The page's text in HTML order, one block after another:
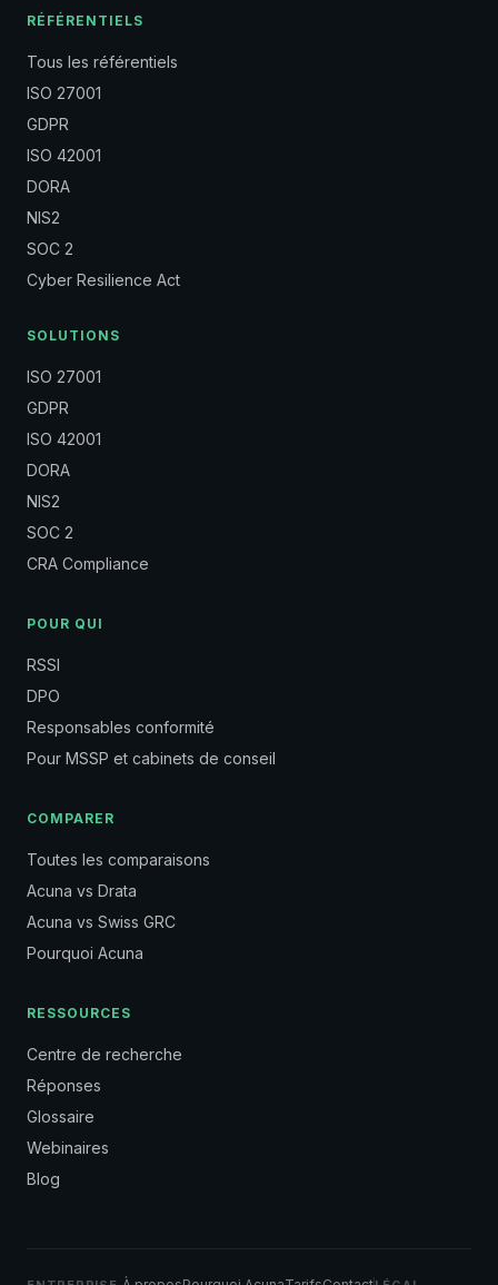
RÉFÉRENTIELS
Tous les référentiels
ISO 27001
GDPR
ISO 42001
DORA
NIS2
SOC 2
Cyber Resilience Act
SOLUTIONS
ISO 27001
GDPR
ISO 42001
DORA
NIS2
SOC 2
CRA Compliance
POUR QUI
RSSI
DPO
Responsables conformité
Pour MSSP et cabinets de conseil
COMPARER
Toutes les comparaisons
Acuna vs Drata
Acuna vs Swiss GRC
Pourquoi Acuna
RESSOURCES
Centre de recherche
Réponses
Glossaire
Webinaires
Blog